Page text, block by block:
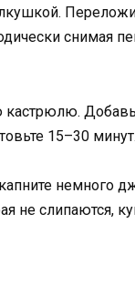
снимая
15–30 минут.
немного
не слипаются,